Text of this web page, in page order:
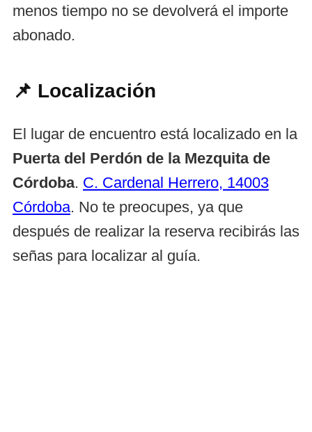
menos tiempo no se devolverá el importe
abonado.
📌 Localización
El lugar de encuentro está localizado en la
Puerta del Perdón de la Mezquita de
Córdoba. C. Cardenal Herrero, 14003
Córdoba. No te preocupes, ya que
después de realizar la reserva recibirás las
señas para localizar al guía.